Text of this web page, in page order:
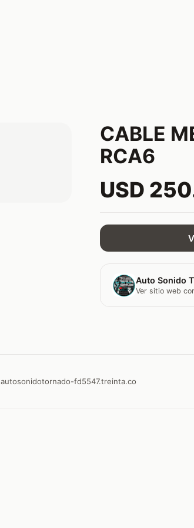
CABLE
RCA6
USD
Auto Sonido
Ver sitio web
autosonidotornado-fd5547.treinta.co